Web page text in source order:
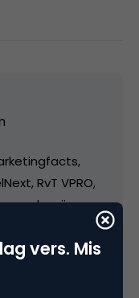
RvT VPRO,
onderwijs,
vers. Mis